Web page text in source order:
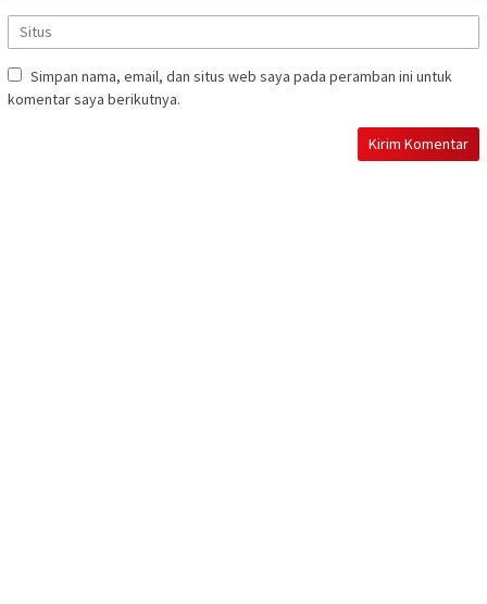
Simpan nama, email, dan situs web saya pada peramban ini untuk
komentar saya berikutnya.